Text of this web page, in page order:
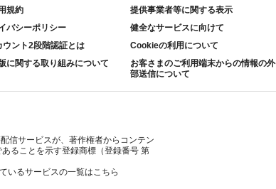
規約
提供事業者等に関する表示
バシーポリシー
健全なサービスに向けて
ウント2段階認証とは
Cookieの利用について
に関する取り組みについて
お客さまのご利用端末からの情報の外
部送信について
信サービスが、著作権者からコンテン
ることを示す登録商標（登録番号 第
いるサービスの一覧はこちら